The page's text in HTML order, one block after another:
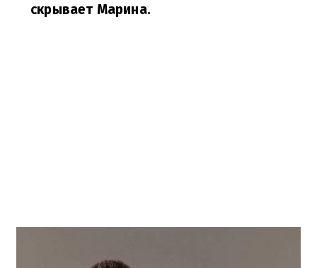
скрывает Марина.